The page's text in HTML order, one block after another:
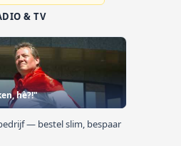
& TV
hè?!"
— bestel slim, bespaar